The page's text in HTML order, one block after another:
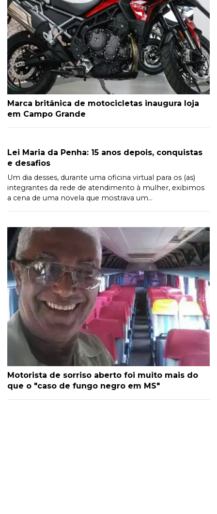
Marca britânica de motocicletas inaugura loja
em Campo Grande
Lei Maria da Penha: 15 anos depois, conquistas
e desafios
Um dia desses, durante uma oficina virtual para os (as)
integrantes da rede de atendimento à mulher, exibimos
a cena de uma novela que mostrava um...
Motorista de sorriso aberto foi muito mais do
que o "caso de fungo negro em MS"